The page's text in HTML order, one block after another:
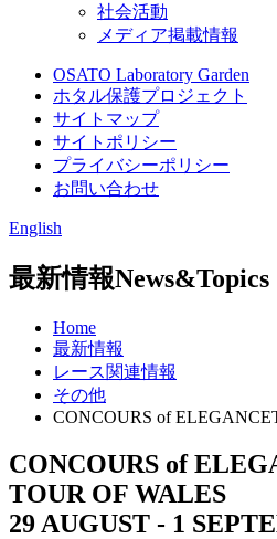
社会活動
メディア掲載情報
OSATO Laboratory Garden
ホタル保護プロジェクト
サイトマップ
サイトポリシー
プライバシーポリシー
お問い合わせ
English
最新情報News&Topics
Home
最新情報
レース関連情報
その他
CONCOURS of
CONCOURS of
TOUR OF WALES
29 AUGUST - 1